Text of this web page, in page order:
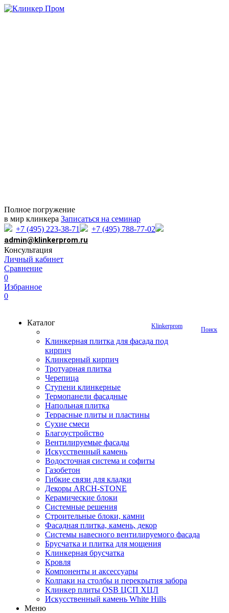
Полное погружение
в мир клинкера Записаться на семинар
+7 (495) 223-38-71
+7 (495) 788-77-02
admin@klinkerprom.ru
Консультация
Личный кабинет
Сравнение
0
Избранное
0
Поиск
Klinkerprom
Каталог
Клинкерная плитка для фасада под
кирпич
Клинкерный кирпич
Тротуарная плитка
Черепица
Ступени клинкерные
Термопанели фасадные
Напольная плитка
Террасные плиты и пластины
Сухие смеси
Благоустройство
Вентилируемые фасады
Искусственный камень
Водосточная система и софиты
Газобетон
Гибкие связи для кладки
Декоры ARCH-STONE
Керамические блоки
Системные решения
Строительные блоки, камни
Фасадная плитка, камень, декор
Системы навесного вентилируемого фасада
Брусчатка и плитка для мощения
Клинкерная брусчатка
Кровля
Компоненты и аксессуары
Колпаки на столбы и перекрытия забора
Клинкер плиты OSB ЦСП ХЦЛ
Искусственный камень White Hills
Меню